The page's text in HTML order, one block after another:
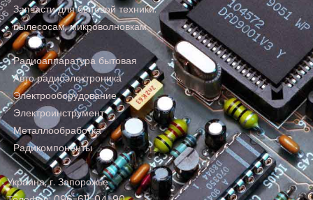
Запчасти для бытовой техники:
пылесосам, микроволновкам
Радиоаппаратура бытовая
Авто радиоэлектроника
Электрооборудование
Электроинструмент
Металлообработка
Радикомпоненты
Украина, г. Запорожье